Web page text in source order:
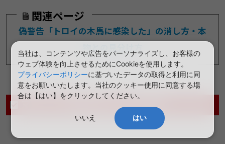
関連ページ
偽警告「トロイの木馬に感染した」の消し方・本
物との見分け方
マルウェア感染を防ぐための対策
当社は、コンテンツや広告をパーソナライズし、お客様の
ウェブ体験を向上させるためにCookieを使用します。
プライバシーポリシーに基づいたデータの取得と利用に同
意をお願いいたします。当社のクッキー使用に同意する場
合は【はい】をクリックしてください。
いいえ はい